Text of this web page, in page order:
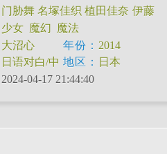
门胁舞 名塚佳织 植田佳奈 伊藤
子 松来未祐
少女 魔幻 魔法
大沼心 年份： 2014
日语对白/中 地区：
日本
2024-04-17 21:44:40